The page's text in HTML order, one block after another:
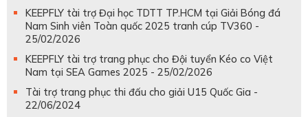
KEEPFLY tài trợ Đại học TDTT TP.HCM tại Giải Bóng đá
Nam Sinh viên Toàn quốc 2025 tranh cúp TV360 -
25/02/2026
KEEPFLY tài trợ trang phục cho Đội tuyển Kéo co Việt
Nam tại SEA Games 2025 - 25/02/2026
Tài trợ trang phục thi đấu cho giải U15 Quốc Gia -
22/06/2024